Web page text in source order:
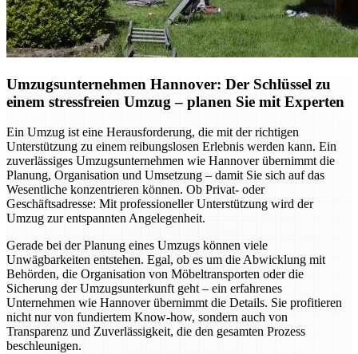
Umzugsunternehmen Hannover: Der Schlüssel zu
einem stressfreien Umzug – planen Sie mit Experten
Ein Umzug ist eine Herausforderung, die mit der richtigen
Unterstützung zu einem reibungslosen Erlebnis werden kann. Ein
zuverlässiges Umzugsunternehmen wie Hannover übernimmt die
Planung, Organisation und Umsetzung – damit Sie sich auf das
Wesentliche konzentrieren können. Ob Privat- oder
Geschäftsadresse: Mit professioneller Unterstützung wird der
Umzug zur entspannten Angelegenheit.
Gerade bei der Planung eines Umzugs können viele
Unwägbarkeiten entstehen. Egal, ob es um die Abwicklung mit
Behörden, die Organisation von Möbeltransporten oder die
Sicherung der Umzugsunterkunft geht – ein erfahrenes
Unternehmen wie Hannover übernimmt die Details. Sie profitieren
nicht nur von fundiertem Know-how, sondern auch von
Transparenz und Zuverlässigkeit, die den gesamten Prozess
beschleunigen.